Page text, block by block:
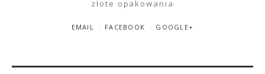
złote opakowania
EMAIL FACEBOOK GOOGLE+